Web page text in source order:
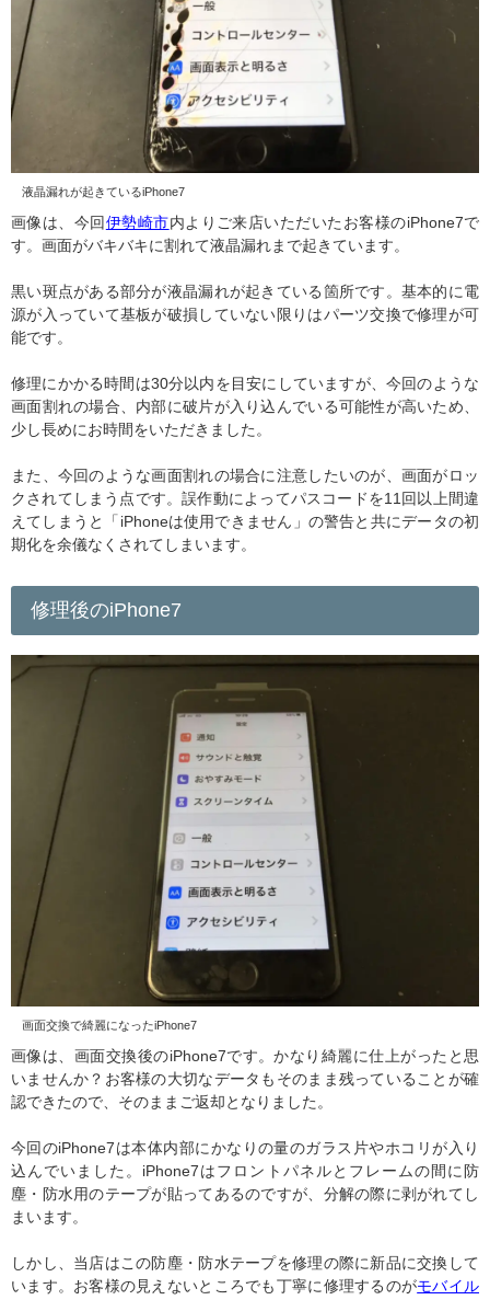
液晶漏れが起きているiPhone7
画像は、今回 伊勢崎市内よりご来店いただいたお客様のiPhone7で
す。画面がバキバキに割れて液晶漏れまで起きています。
黒い斑点がある部分が液晶漏れが起きている箇所です。基本的に電
源が入っていて基板が破損していない限りはパーツ交換で修理が可
能です。
修理にかかる時間は30分以内を目安にしていますが、今回のような
画面割れの場合、内部に破片が入り込んでいる可能性が高いため、
少し長めにお時間をいただきました。
また、今回のような画面割れの場合に注意したいのが、画面がロッ
クされてしまう点です。誤作動によってパスコードを11回以上間違
えてしまうと「iPhoneは使用できません」の警告と共にデータの初
期化を余儀なくされてしまいます。
修理後のiPhone7
画面交換で綺麗になったiPhone7
画像は、画面交換後のiPhone7です。かなり綺麗に仕上がったと思
いませんか？お客様の大切なデータもそのまま残っていることが確
認できたので、そのままご返却となりました。
今回のiPhone7は本体内部にかなりの量のガラス片やホコリが入り
込んでいました。iPhone7はフロントパネルとフレームの間に防
塵・防水用のテープが貼ってあるのですが、分解の際に剥がれてし
まいます。
しかし、当店はこの防塵・防水テープを修理の際に新品に交換して
います。お客様の見えないところでも丁寧に修理するのがモバイル